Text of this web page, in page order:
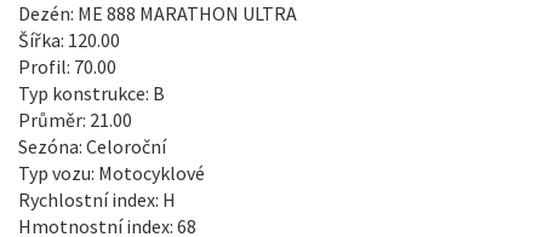
Dezén: ME 888 MARATHON ULTRA
Šířka: 120.00
Profil: 70.00
Typ konstrukce: B
Průměr: 21.00
Sezóna: Celoroční
Typ vozu: Motocyklové
Rychlostní index: H
Hmotnostní index: 68